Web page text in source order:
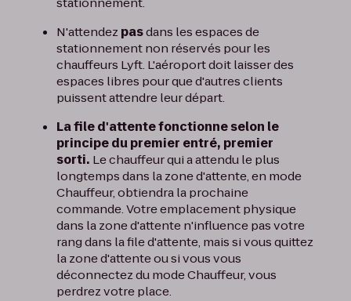
N'attendez pasdans les espaces de
stationnement non réservés pour les
chauffeurs Lyft. L'aéroport doit laisser des
espaces libres pour que d'autres clients
puissent attendre leur départ.
La file d'attente fonctionne selon le
principe du premier entré, premier
sorti. Le chauffeur qui a attendu le plus
longtemps dans la zone d'attente, en mode
Chauffeur, obtiendra la prochaine
commande. Votre emplacement physique
dans la zone d'attente n'influence pas votre
rang dans la file d'attente, mais si vous quittez
la zone d'attente ou si vous vous
déconnectez du mode Chauffeur, vous
perdrez votre place.